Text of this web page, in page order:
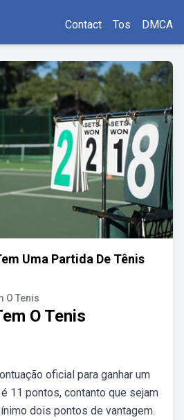
Contact Tos DMCA
Uma Partida De Tênis
O Tenis
O Tenis
oficial para ganhar um
11 pontos, contanto que sejam
dois pontos de vantagem.